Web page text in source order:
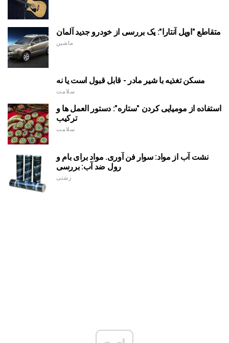
متقاطع "اوپل آنتارا": یک بررسی از خودرو جدید آلمان
ماشین
مسکن تغذیه با شیر مادر - قابل قبول است یا نه
سلامت
استفاده از مومیایی کردن "ستاره": دستور العمل ها و
ترکیب
سلامت
نشت آب از مواد: سوار فن آوری. مواد برای بام و
رول ضد آب: بررسی
زشتی